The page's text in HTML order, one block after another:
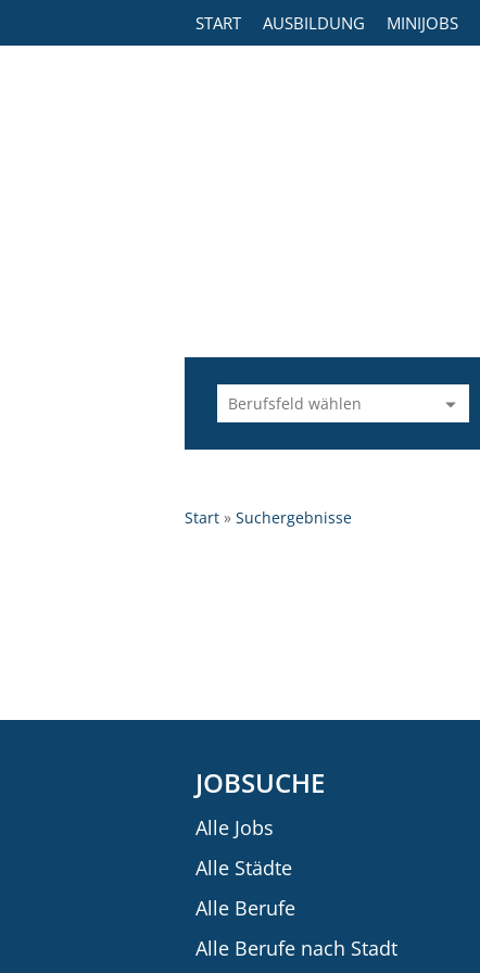
START AUSBILDUNG MINIJOBS
Start Suchergebnisse
JOBSUCHE
Alle Jobs
Alle Städte
Alle Berufe
Alle Berufe nach Stadt